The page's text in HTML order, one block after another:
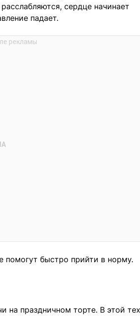
сердце начинает
падает.
помогут быстро прийти в норму.
на праздничном торте. В этой